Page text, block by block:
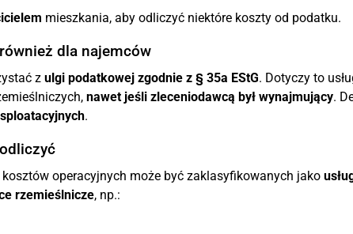
mieszkania, aby odliczyć niektóre koszty od podatku.
dla najemców
z ulgi podatkowej zgodnie z § 35a EStG. Dotyczy to
nawet jeśli zleceniodawcą był wynajmujący.
.
operacyjnych może być zaklasyfikowanych jako
rzemieślnicze, np.: